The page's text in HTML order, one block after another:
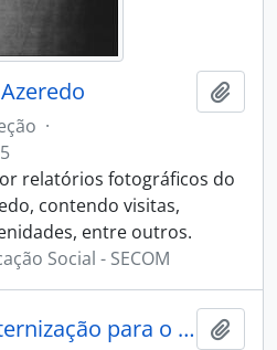
·
relatórios fotográficos do
contendo visitas,
entre outros.
Social - SECOM
Almoço de confraternização para o Secretario do Interior e Transportes Belmiro Teixeira Pimenta, Vitória ES